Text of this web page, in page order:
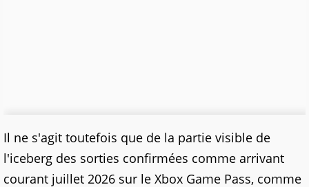
Il ne s'agit toutefois que de la partie visible de
l'iceberg des sorties confirmées comme arrivant
courant juillet 2026 sur le Xbox Game Pass, comme